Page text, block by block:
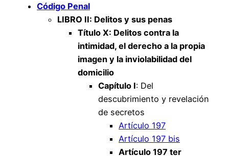
Código Penal
LIBRO II: Delitos y sus penas
Título X: Delitos contra la
intimidad, el derecho a la propia
imagen y la inviolabilidad del
domicilio
Capítulo I: Del
descubrimiento y revelación
de secretos
Artículo 197
Artículo 197 bis
Artículo 197 ter